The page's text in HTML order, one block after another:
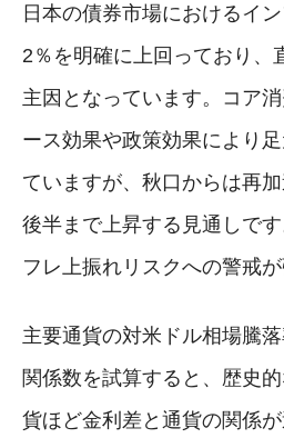
日本の債券市場におけるイ
2％を明確に上回っており、
主因となっています。コア
ース効果や政策効果により
ていますが、秋口からは再
後半まで上昇する見通しで
フレ上振れリスクへの警戒が
主要通貨の対米ドル相場騰
関係数を試算すると、歴史
貨ほど金利差と通貨の関係